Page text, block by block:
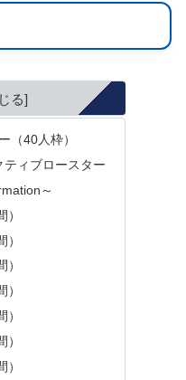
（40人枠）
ィブロースター
～